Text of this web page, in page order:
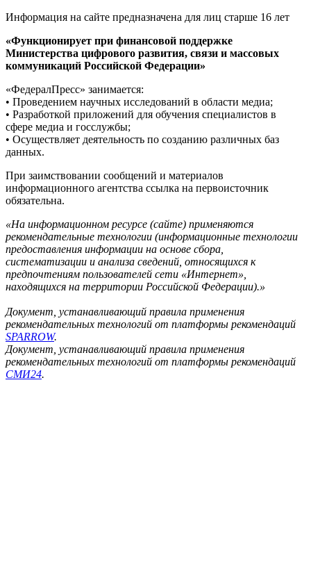
Информация на сайте предназначена для лиц старше 16 лет
«Функционирует при финансовой поддержке
Министерства цифрового развития, связи и массовых
коммуникаций Российской Федерации»
«ФедералПресс» занимается:
• Проведением научных исследований в области медиа;
• Разработкой приложений для обучения специалистов в
сфере медиа и госслужбы;
• Осуществляет деятельность по созданию различных баз
данных.
При заимствовании сообщений и материалов
информационного агентства ссылка на первоисточник
обязательна.
«На информационном ресурсе (сайте) применяются
рекомендательные технологии (информационные технологии
предоставления информации на основе сбора,
систематизации и анализа сведений, относящихся к
предпочтениям пользователей сети «Интернет»,
находящихся на территории Российской Федерации).»
Документ, устанавливающий правила применения
рекомендательных технологий от платформы рекомендаций
SPARROW.
Документ, устанавливающий правила применения
рекомендательных технологий от платформы рекомендаций
СМИ24.